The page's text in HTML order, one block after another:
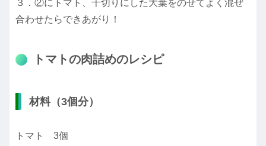
３．②にトマト、千切りにした大葉をのせてよく混ぜ
合わせたらできあがり！
トマトの肉詰めのレシピ
材料（3個分）
トマト 3個